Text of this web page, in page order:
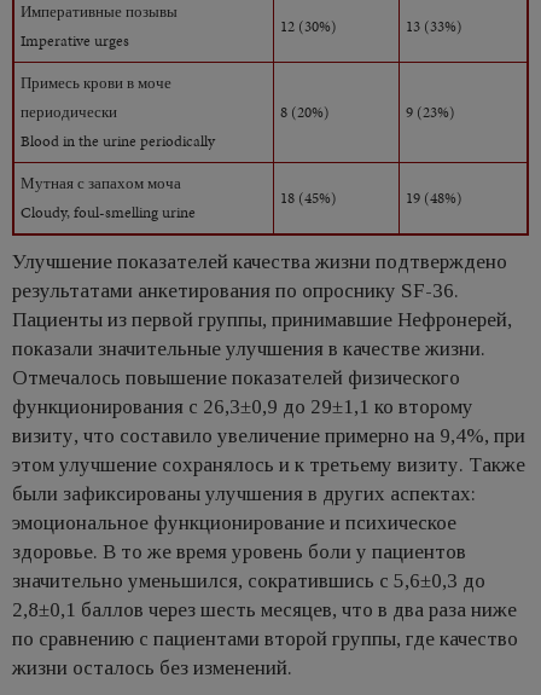
Императивные позывы
Imperative urges
12 (30%) 13 (33%)
Примесь крови в моче
периодически
Blood in the urine periodically
8 (20%) 9 (23%)
Мутная с запахом моча
Cloudy, foul-smelling urine
18 (45%) 19 (48%)
Улучшение показателей качества жизни подтверждено
результатами анкетирования по опроснику SF-36.
Пациенты из первой группы, принимавшие Нефронерей,
показали значительные улучшения в качестве жизни.
Отмечалось повышение показателей физического
функционирования с 26,3±0,9 до 29±1,1 ко второму
визиту, что составило увеличение примерно на 9,4%, при
этом улучшение сохранялось и к третьему визиту. Также
были зафиксированы улучшения в других аспектах:
эмоциональное функционирование и психическое
здоровье. В то же время уровень боли у пациентов
значительно уменьшился, сократившись с 5,6±0,3 до
2,8±0,1 баллов через шесть месяцев, что в два раза ниже
по сравнению с пациентами второй группы, где качество
жизни осталось без изменений.